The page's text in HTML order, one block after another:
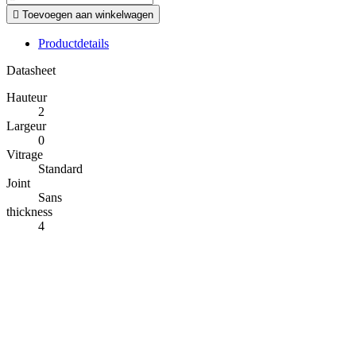
 Toevoegen aan winkelwagen
Productdetails
Datasheet
Hauteur
2
Largeur
0
Vitrage
Standard
Joint
Sans
thickness
4